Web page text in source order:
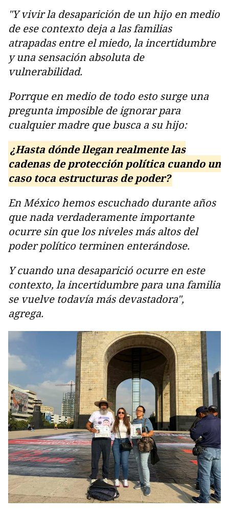
"Y vivir la desaparición de un hijo en medio
de ese contexto deja a las familias
atrapadas entre el miedo, la incertidumbre
y una sensación absoluta de
vulnerabilidad.
Porrque en medio de todo esto surge una
pregunta imposible de ignorar para
cualquier madre que busca a su hijo:
¿Hasta dónde llegan realmente las
cadenas de protección política cuando un
caso toca estructuras de poder?
En México hemos escuchado durante años
que nada verdaderamente importante
ocurre sin que los niveles más altos del
poder político terminen enterándose.
Y cuando una desaparició ocurre en este
contexto, la incertidumbre para una familia
se vuelve todavía más devastadora",
agrega.